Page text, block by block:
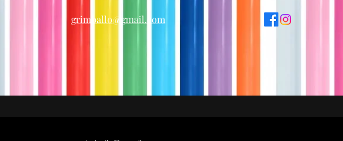
grimballo@gmail.com